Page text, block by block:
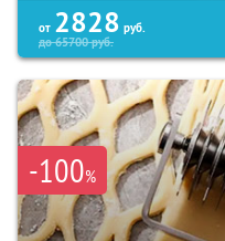
от 2828 руб.
до65700руб.
-100%